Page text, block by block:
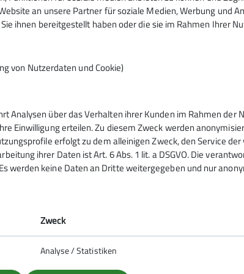
an unsere Partner für soziale Medien, Werbung und
ihnen bereitgestellt haben oder die sie im Rahmen Ihrer
von Nutzerdaten und Cookie)
Analysen über das Verhalten ihrer Kunden im Rahmen der
Einwilligung erteilen. Zu diesem Zweck werden
erfolgt zu dem alleinigen Zweck, den Service
ihrer Daten ist Art. 6 Abs. 1 lit. a DSGVO. Die
werden keine Daten an Dritte weitergegeben und nur
Zweck
Analyse / Statistiken